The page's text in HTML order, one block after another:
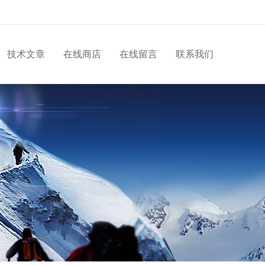
技术文章 在线商店 在线留言 联系我们